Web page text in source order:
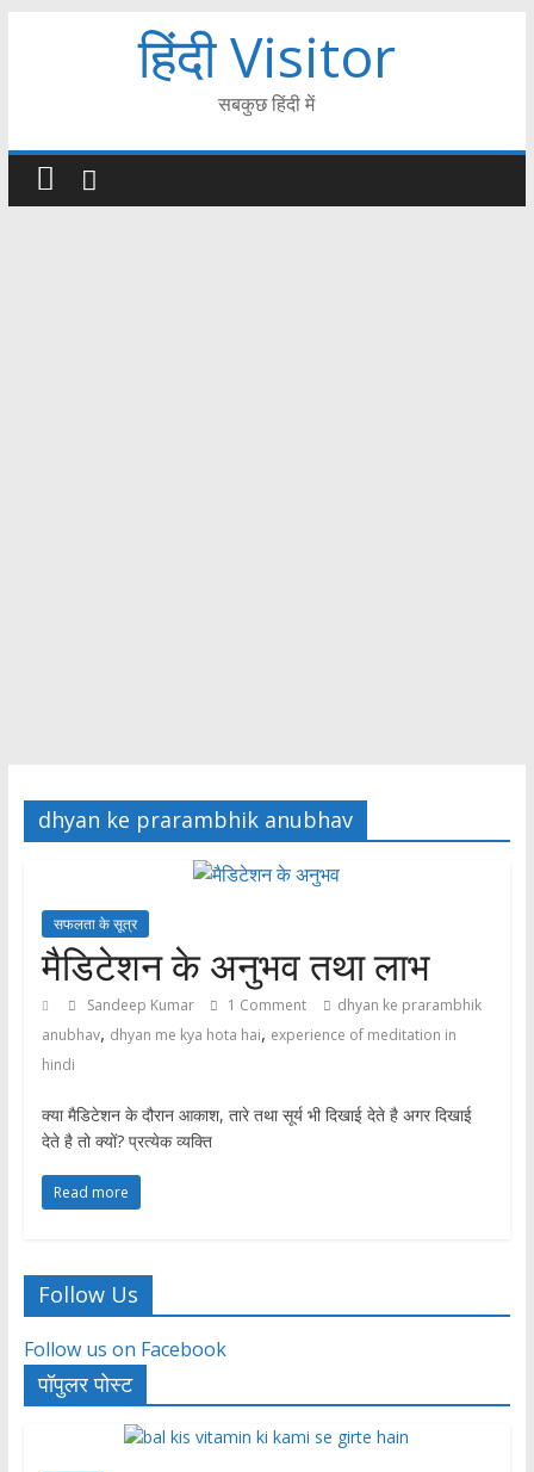
हिंदी Visitor
सबकुछ हिंदी में
dhyan ke prarambhik anubhav
सफलता के सूत्र
मैडिटेशन के अनुभव तथा लाभ
Sandeep Kumar 1 Comment
dhyan ke prarambhik
anubhav, dhyan me kya hota hai, experience of meditation in
hindi
क्या मैडिटेशन के दौरान आकाश, तारे तथा सूर्य भी दिखाई देते है अगर दिखाई
देते है तो क्यों? प्रत्येक व्यक्ति
Read more
Follow Us
Follow us on Facebook
पॉपुलर पोस्ट